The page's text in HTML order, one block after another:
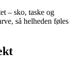
– sko, taske og
så helheden føles